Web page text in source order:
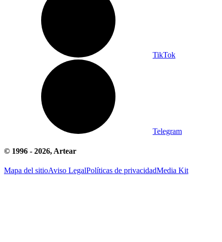
TikTok
Telegram
© 1996 - 2026, Artear
Mapa del sitioAviso LegalPolíticas de privacidadMedia Kit